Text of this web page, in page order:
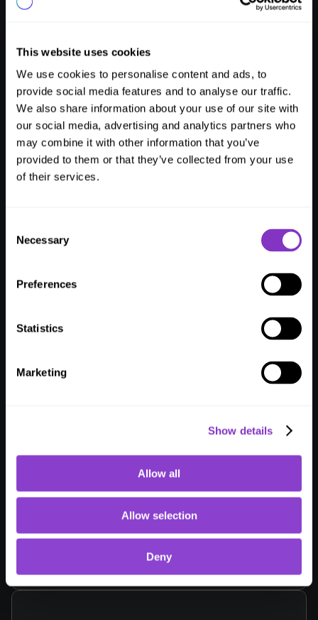
This website uses cookies
We use cookies to personalise content and ads, to
provide social media features and to analyse our traffic.
We also share information about your use of our site with
our social media, advertising and analytics partners who
may combine it with other information that you’ve
provided to them or that they’ve collected from your use
of their services.
Selection
Necessary
Preferences
Statistics
Marketing
Show details
Allow all
Allow selection
Deny
Pre-arrival FAQs
Check-in-Zeiten, Parken, Wegbeschreibung – alles
sofort per Chat beantwortet.
Warum Hotels